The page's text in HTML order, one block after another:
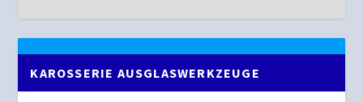
KAROSSERIE AUSGLASWERKZEUGE